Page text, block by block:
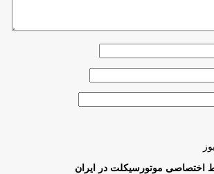
اختصاصی موتورسیکلت در ایران